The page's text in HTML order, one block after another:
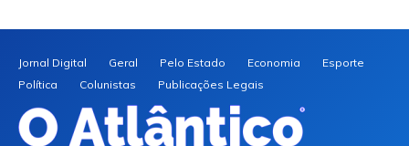
Jornal Digital Geral Pelo Estado Economia
Esporte
Política
Colunistas Publicações Legais